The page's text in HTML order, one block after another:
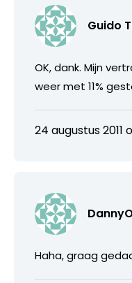
Guido
OK, dank. Mijn
weer met 11%
24 augustus 2011
Haha, graag